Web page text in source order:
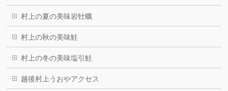
村上の夏の美味岩牡蠣
村上の秋の美味鮭
村上の冬の美味塩引鮭
越後村上うおやアクセス